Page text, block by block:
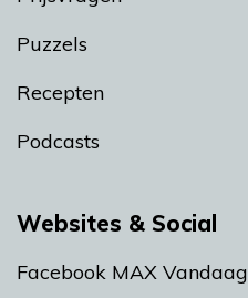
Puzzels
Recepten
Podcasts
Websites & Social
Facebook MAX Vandaag